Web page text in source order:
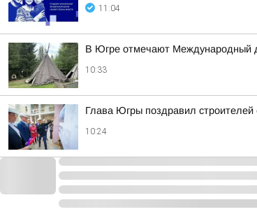
11:04
В Югре отмечают Международный
10:33
Глава Югры поздравил строителей
10:24